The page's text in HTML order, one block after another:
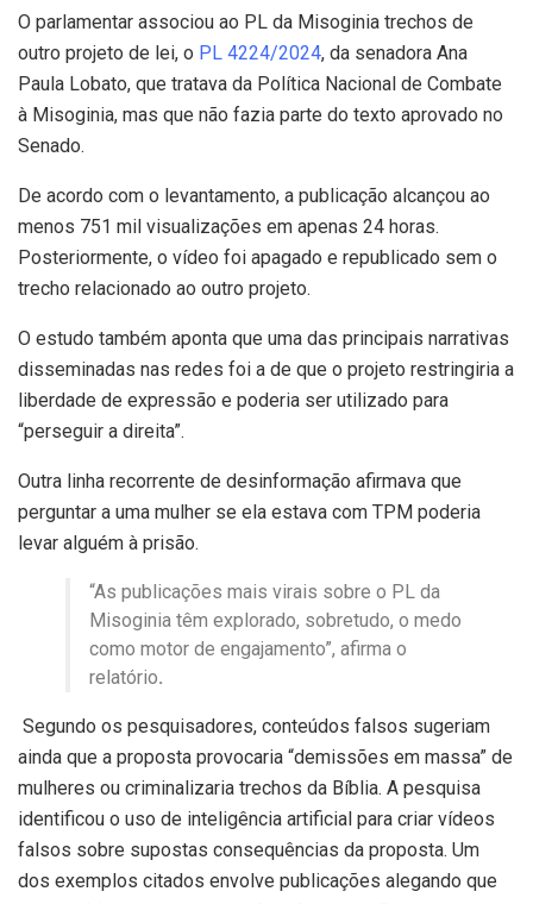
O parlamentar associou ao PL da Misoginia trechos de
outro projeto de lei, o PL 4224/2024, da senadora Ana
Paula Lobato, que tratava da Política Nacional de Combate
à Misoginia, mas que não fazia parte do texto aprovado no
Senado.
De acordo com o levantamento, a publicação alcançou ao
menos 751 mil visualizações em apenas 24 horas.
Posteriormente, o vídeo foi apagado e republicado sem o
trecho relacionado ao outro projeto.
O estudo também aponta que uma das principais narrativas
disseminadas nas redes foi a de que o projeto restringiria a
liberdade de expressão e poderia ser utilizado para
“perseguir a direita”.
Outra linha recorrente de desinformação afirmava que
perguntar a uma mulher se ela estava com TPM poderia
levar alguém à prisão.
“As publicações mais virais sobre o PL da
Misoginia têm explorado, sobretudo, o medo
como motor de engajamento”, afirma o
relatório.
Segundo os pesquisadores, conteúdos falsos sugeriam
ainda que a proposta provocaria “demissões em massa” de
mulheres ou criminalizaria trechos da Bíblia. A pesquisa
identificou o uso de inteligência artificial para criar vídeos
falsos sobre supostas consequências da proposta. Um
dos exemplos citados envolve publicações alegando que